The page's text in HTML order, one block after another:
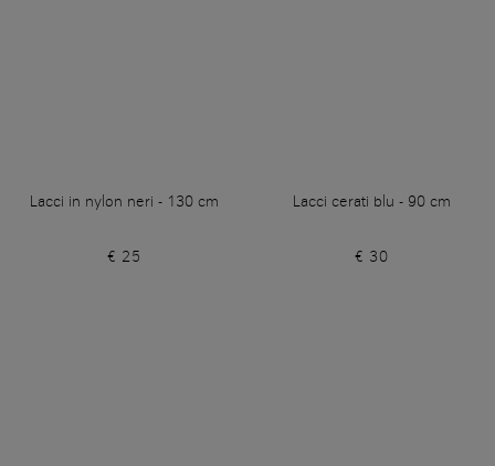
Lacci in nylon neri - 130 cm
€ 25
Lacci cerati blu - 90 cm
€ 30